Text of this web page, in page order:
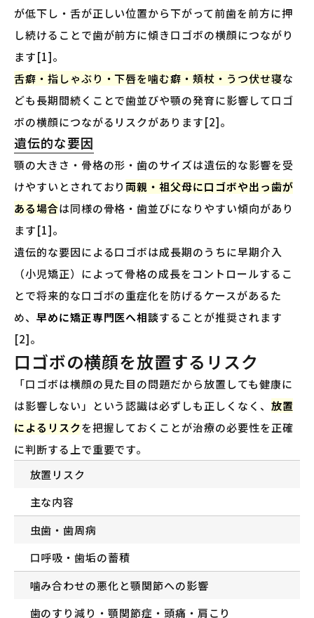
が低下し・舌が正しい位置から下がって前歯を前方に押
し続けることで歯が前方に傾き口ゴボの横顔につながり
ます[1]。
舌癖・指しゃぶり・下唇を噛む癖・頬杖・うつ伏せ寝な
ども長期間続くことで歯並びや顎の発育に影響して口ゴ
ボの横顔につながるリスクがあります[2]。
遺伝的な要因
顎の大きさ・骨格の形・歯のサイズは遺伝的な影響を受
けやすいとされており両親・祖父母に口ゴボや出っ歯が
ある場合は同様の骨格・歯並びになりやすい傾向があり
ます[1]。
遺伝的な要因による口ゴボは成長期のうちに早期介入
（小児矯正）によって骨格の成長をコントロールするこ
とで将来的な口ゴボの重症化を防げるケースがあるた
め、 早めに矯正専門医へ相談することが推奨されます
[2]。
口ゴボの横顔を放置するリスク
「口ゴボは横顔の見た目の問題だから放置しても健康に
は影響しない」という認識は必ずしも正しくなく、 放置
によるリスクを把握しておくことが治療の必要性を正確
に判断する上で重要です。
放置リスク
主な内容
虫歯・歯周病
口呼吸・歯垢の蓄積
噛み合わせの悪化と顎関節への影響
歯のすり減り・顎関節症・頭痛・肩こり